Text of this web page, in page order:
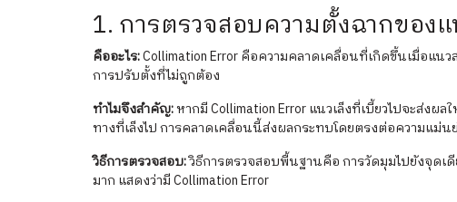
1. การตรวจสอบความตั้งฉากของแ
คืออะไร:Collimation Error คือความคลาดเคลื่อนที่เกิดขึ้นเมื่อแ
การปรับตั้งที่ไม่ถูกต้อง
ทำไมจึงสำคัญ:หากมี Collimation Error แนวเล็งที่เบี้ยวไปจะส่ง
ทางที่เล็งไป การคลาดเคลื่อนนี้ส่งผลกระทบโดยตรงต่อความแม่
วิธีการตรวจสอบ:วิธีการตรวจสอบพื้นฐานคือ การวัดมุมไปยังจุดเ
มาก แสดงว่ามี Collimation Error